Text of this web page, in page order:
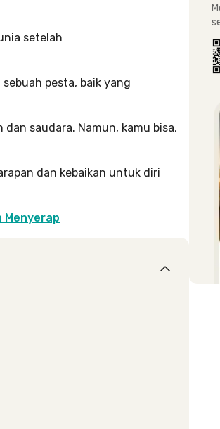
setelah
pesta, baik yang
saudara. Namun, kamu bisa,
dan kebaikan untuk diri
Menyerap